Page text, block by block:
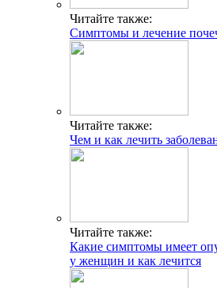
Читайте также:
Симптомы и лечение
Читайте также:
Чем и как лечить
Читайте также:
Какие симптомы имеет
у женщин и как лечится